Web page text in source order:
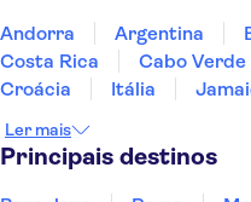
Andorra Argentina
Costa Rica
Cabo Verde
Croácia
Itália
Portugal
Singapura
Ler mais
Principais destinos